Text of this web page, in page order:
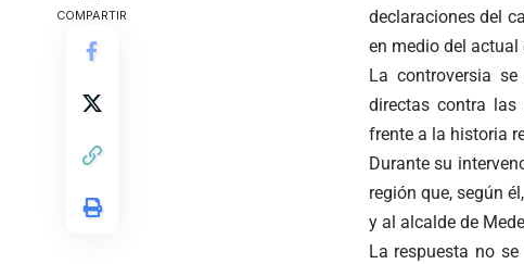
COMPARTIR
declaraciones del
en medio del actual
La controversia
directas contra las
frente a la historia
Durante su
región que, según
y al alcalde de
La respuesta no